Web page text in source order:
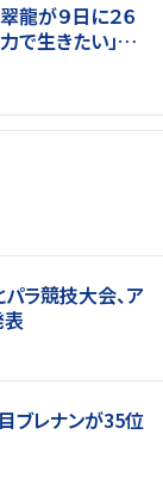
龍が９日に２６
で生きたい」…
ラ競技大会、ア
ブレナンが35位